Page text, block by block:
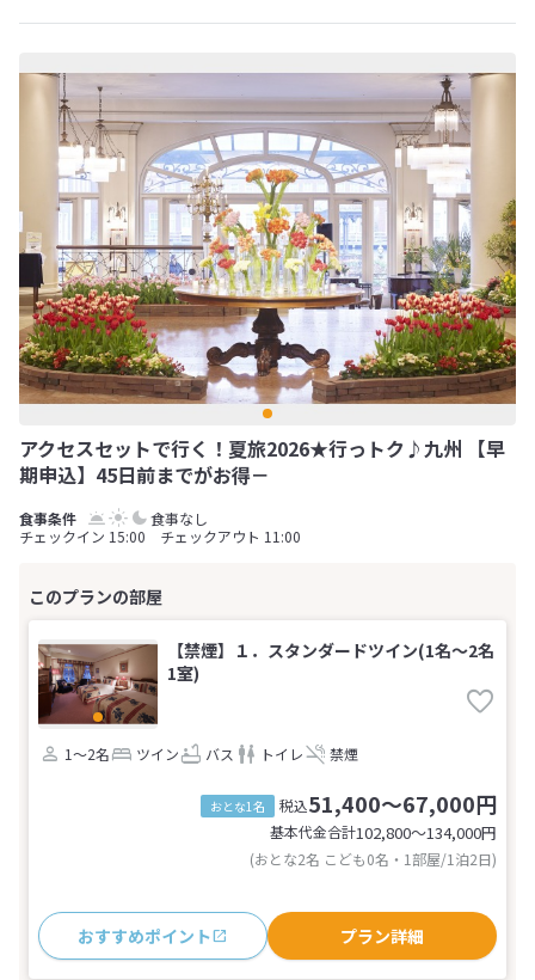
アクセスセットで行く！夏旅2026★行っトク♪九州 【早
期申込】45日前までがお得－
食事なし
チェックイン 15:00 チェックアウト 11:00
【禁煙】１．スタンダードツイン(1名～2名
1室)
1～2名 ツイン バス トイレ 禁煙
おとな1名 税込51,400～67,000円
基本代金合計102,800〜134,000円
(おとな2名 こども0名・1部屋/1泊2日)
おすすめポイント プラン詳細